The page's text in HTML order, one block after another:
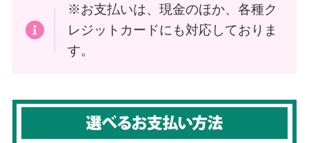
※お支払いは、現金のほか、各種ク
レジットカードにも対応しておりま
す。